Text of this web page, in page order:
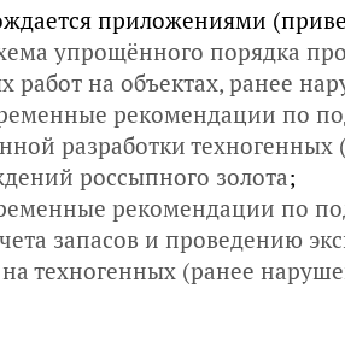
приложениями
упрощённого порядка
работ на объектах, ранее
рекомендации по
разработки
россыпного золота;
рекомендации по
запасов и проведению
техногенных (ранее